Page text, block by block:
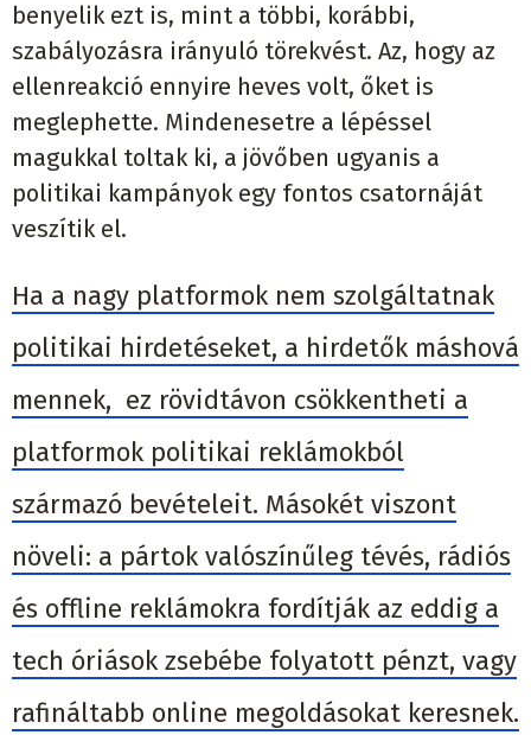
benyelik ezt is, mint a többi, korábbi,
szabályozásra irányuló törekvést. Az, hogy az
ellenreakció ennyire heves volt, őket is
meglephette. Mindenesetre a lépéssel
magukkal toltak ki, a jövőben ugyanis a
politikai kampányok egy fontos csatornáját
veszítik el.
Ha a nagy platformok nem szolgáltatnak
politikai hirdetéseket, a hirdetők máshová
mennek, ez rövidtávon csökkentheti a
platformok politikai reklámokból
származó bevételeit. Másokét viszont
növeli: a pártok valószínűleg tévés, rádiós
és offline reklámokra fordítják az eddig a
tech óriások zsebébe folyatott pénzt, vagy
rafináltabb online megoldásokat keresnek.